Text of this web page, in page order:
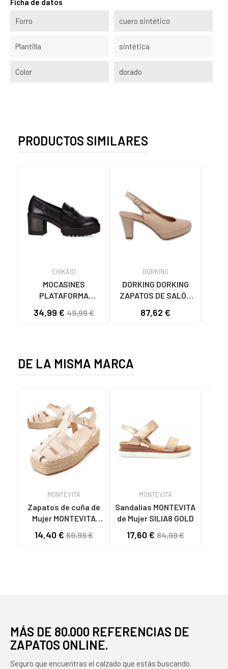
Ficha de datos
Forro cuero sintético
Plantilla sintética
Color dorado
PRODUCTOS SIMILARES
CHIKA10
MOCASINES
PLATAFORMA
NEGROS NEGRO-
34,99 €49,99 €
DORKING
DORKING DORKING
ZAPATOS DE SALÓN
PLATAFORMA BEIGE
87,62 €
DE LA MISMA MARCA
MONTEVITA
Zapatos de cuña de
Mujer MONTEVITA
MONTEVITA MECALI
14,40 €69,99 €
MONTEVITA
Sandalias MONTEVITA
de Mujer SILIA8 GOLD
17,60 €84,99 €
MÁS DE 80.000 REFERENCIAS DE
ZAPATOS ONLINE.
Seguro que encuentras el calzado que estás buscando.